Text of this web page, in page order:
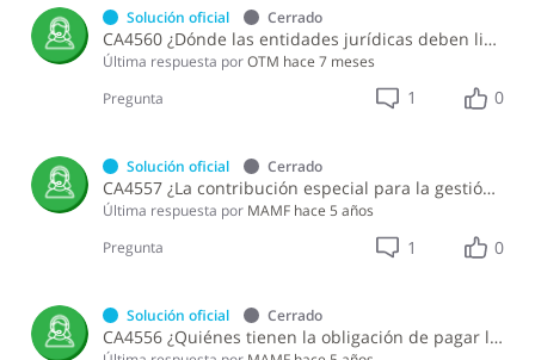
Solución oficial Cerrado
CA4560 ¿Dónde las entidades jurídicas deben liquidar la contribución especial para la gestión integral de residuos?
Última respuesta porOTM hace 7 meses
Pregunta
1 0
Solución oficial Cerrado
CA4557 ¿La contribución especial para la gestión integral de residuos es deducible del Impuesto Sobre la Renta?
Última respuesta por MAMF hace 5 años
Pregunta
1 0
Solución oficial Cerrado
CA4556 ¿Quiénes tienen la obligación de pagar la contribución especial para la gestión integral de residuos sólidos?